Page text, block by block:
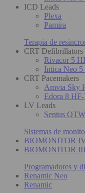
ICD Leads
Plexa
Pamira
Terapia de
CRT Defibrillators
Rivacor 5
Intica Neo
CRT Pacemakers
Amvia Sky
Edora 8
LV Leads
Sentus
Sistemas de
BIOMONITOR
BIOMONITOR
Programadores y
Renamic Neo
Renamic